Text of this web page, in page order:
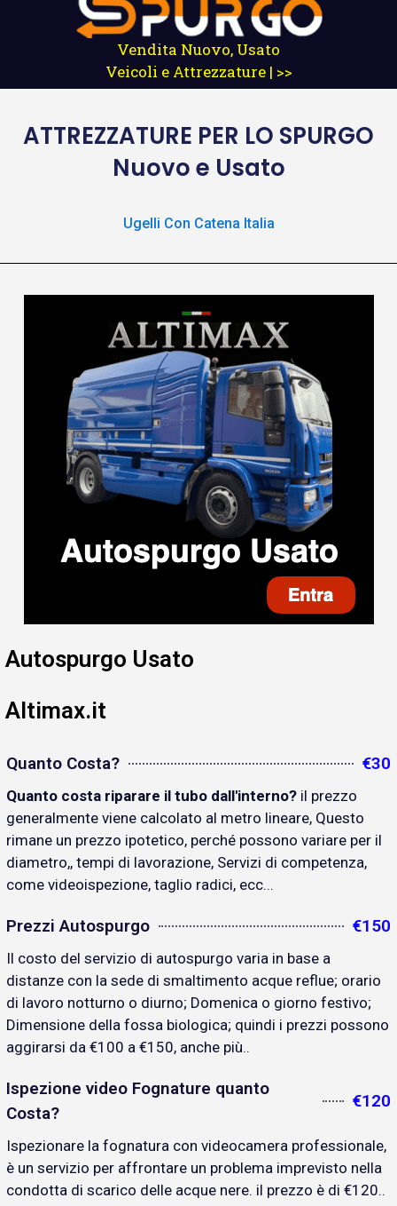
Vendita Nuovo, Usato
Veicoli e Attrezzature | >>
ATTREZZATURE PER LO SPURGO
Nuovo e Usato
Ugelli Con Catena Italia
Autospurgo Usato
Altimax.it
Quanto Costa? €30
Quanto costa riparare il tubo dall'interno? il prezzo
generalmente viene calcolato al metro lineare, Questo
rimane un prezzo ipotetico, perché possono variare per il
diametro,, tempi di lavorazione, Servizi di competenza,
come videoispezione, taglio radici, ecc...
Prezzi Autospurgo €150
Il costo del servizio di autospurgo varia in base a
distanze con la sede di smaltimento acque reflue; orario
di lavoro notturno o diurno; Domenica o giorno festivo;
Dimensione della fossa biologica; quindi i prezzi possono
aggirarsi da €100 a €150, anche più..
Ispezione video Fognature quanto
Costa?
€120
Ispezionare la fognatura con videocamera professionale,
è un servizio per affrontare un problema imprevisto nella
condotta di scarico delle acque nere. il prezzo è di €120..